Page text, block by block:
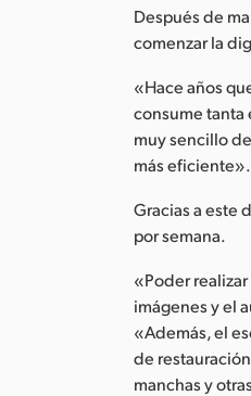
Después de
comenzar la
«Hace años
consume tanta
muy sencillo
más eficiente».
Gracias a este
por semana.
«Poder
imágenes y el
«Además, el
de
manchas y